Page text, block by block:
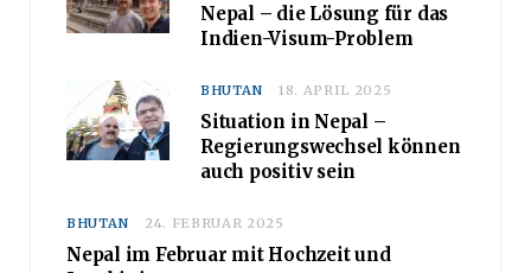
Nepal – die Lösung für das
Indien-Visum-Problem
BHUTAN 18. APRIL 2025
Situation in Nepal –
Regierungswechsel können
auch positiv sein
BHUTAN 24. FEBRUAR 2025
Nepal im Februar mit Hochzeit und